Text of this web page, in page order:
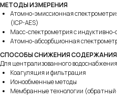
МЕТОДЫ ИЗМЕРЕНИЯ
Атомно-эмиссионная
(ICP-AES)
Масс-спектрометрия с
Атомно-абсорбционная
СПОСОБЫ СНИЖЕНИЯ СОДЕРЖАНИЯ
Для централизованного
Коагуляция и фильтрация
Ионообменные методы
Мембранные технологии